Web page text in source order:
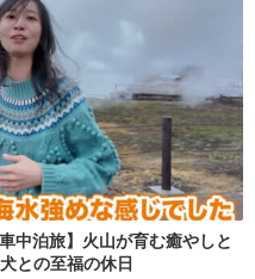
中泊旅】火山が育む癒やしと
との至福の休日